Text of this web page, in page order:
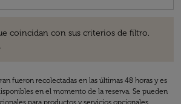
coincidan con sus criterios de filtro.
fueron recolectadas en las últimas 48 horas y es
en el momento de la reserva. Se pueden
para productos y servicios opcionales.